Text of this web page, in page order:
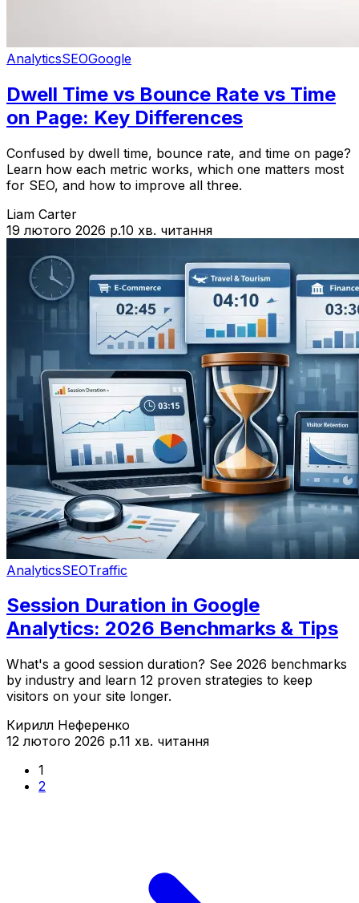
AnalyticsSEOGoogle
Dwell Time vs Bounce Rate vs Time
on Page: Key Differences
Confused by dwell time, bounce rate, and time on page?
Learn how each metric works, which one matters most
for SEO, and how to improve all three.
Liam Carter
19 лютого 2026 р.10 хв. читання
AnalyticsSEOTraffic
Session Duration in Google
Analytics: 2026 Benchmarks & Tips
What's a good session duration? See 2026 benchmarks
by industry and learn 12 proven strategies to keep
visitors on your site longer.
Кирилл Неференко
12 лютого 2026 р.11 хв. читання
1
2